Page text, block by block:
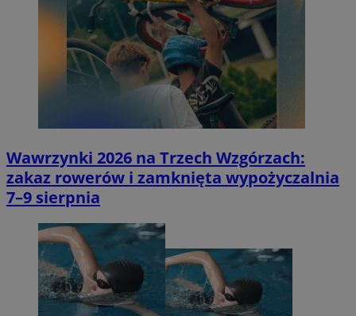
Wawrzynki 2026 na Trzech Wzgórzach:
zakaz rowerów i zamknięta wypożyczalnia
7–9 sierpnia